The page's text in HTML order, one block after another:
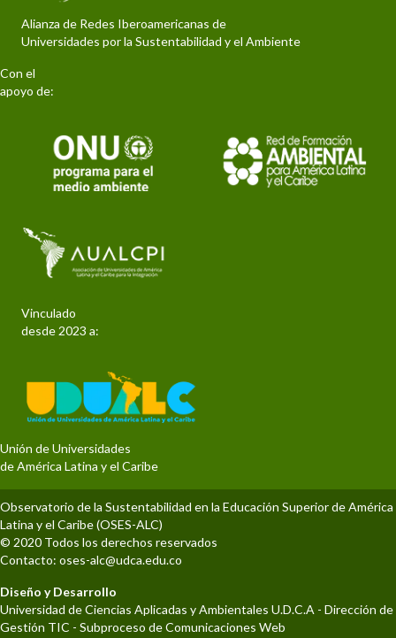
Alianza de Redes Iberoamericanas de
Universidades por la Sustentabilidad y el Ambiente
Con el
apoyo de:
Vinculado
desde 2023 a:
Unión de Universidades
de América Latina y el Caribe
Observatorio de la Sustentabilidad en la Educación Superior de América
Latina y el Caribe (OSES-ALC)
© 2020 Todos los derechos reservados
Contacto: oses-alc@udca.edu.co
Diseño y Desarrollo
Universidad de Ciencias Aplicadas y Ambientales U.D.C.A - Dirección de
Gestión TIC - Subproceso de Comunicaciones Web